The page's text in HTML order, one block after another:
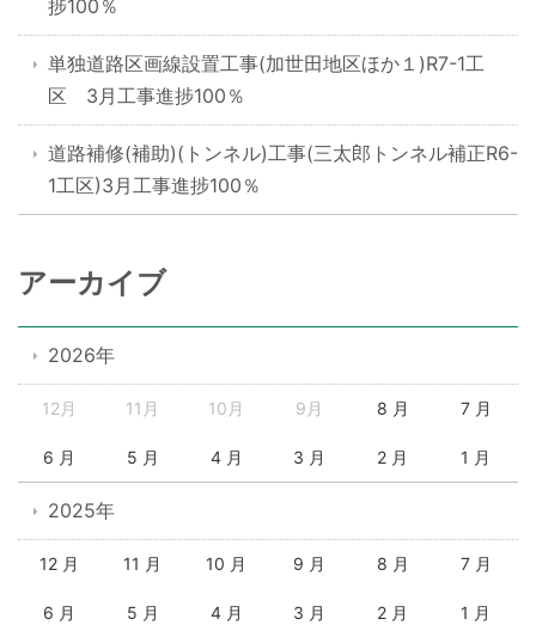
捗100％
単独道路区画線設置工事(加世田地区ほか１)R7-1工
区 3月工事進捗100％
道路補修(補助)(トンネル)工事(三太郎トンネル補正R6-
1工区)3月工事進捗100％
アーカイブ
2026年
12月 11月 10月 9月 8 月 7 月
6 月 5 月 4 月 3 月 2 月 1 月
2025年
12 月 11 月 10 月 9 月 8 月 7 月
6 月 5 月 4 月 3 月 2 月 1 月